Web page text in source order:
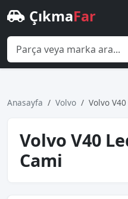
ÇıkmaFar
Anasayfa Volvo Volvo
Volvo V40
Cami